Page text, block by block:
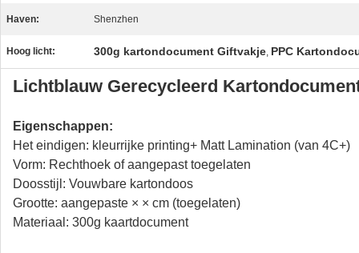
Haven: Shenzhen
Hoog licht: 300g kartondocument Giftvakje, PPC
Lichtblauw Gerecycleerd
Eigenschappen:
Het eindigen: kleurrijke printing+ Matt Lamination (van 4C+)
Vorm: Rechthoek of aangepast toegelaten
Doosstijl: Vouwbare kartondoos
Grootte: aangepaste × × cm (toegelaten)
Materiaal: 300g kaartdocument